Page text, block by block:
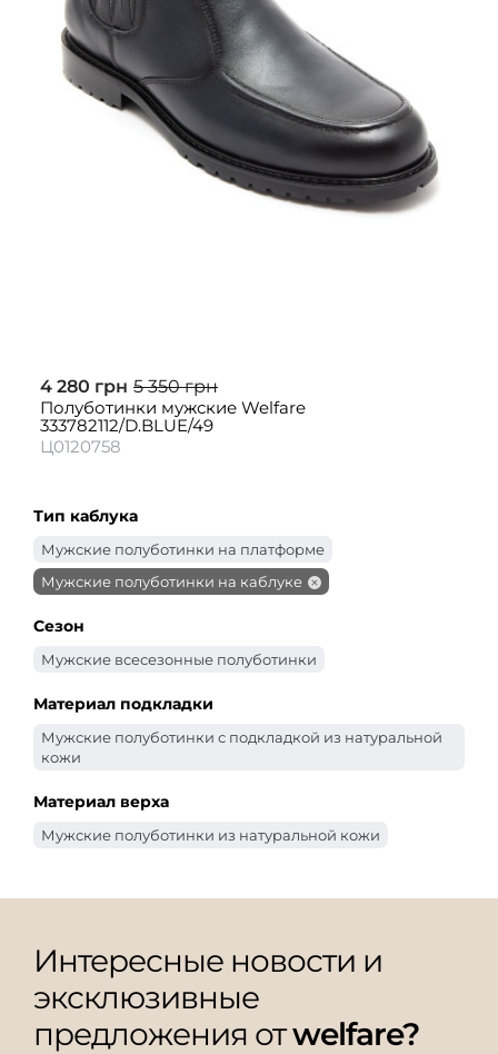
4 280 грн 5 350 грн
Полуботинки мужские Welfare
333782112/D.BLUE/49
Ц0120758
Тип каблука
Мужские полуботинки на платформе
Мужские полуботинки на каблуке
Сезон
Мужские всесезонные полуботинки
Материал подкладки
Мужские полуботинки с подкладкой из натуральной
кожи
Материал верха
Мужские полуботинки из натуральной кожи
Интересные новости и
эксклюзивные
предложения отwelfare?